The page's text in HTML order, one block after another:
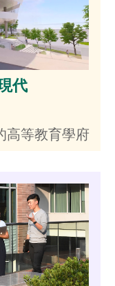
代
高等教育學府